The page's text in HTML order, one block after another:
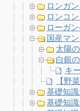
ロンガ
ロンコ
ローガ
国産マ
太陽
白銀
キ
【野
基礎知
基礎知